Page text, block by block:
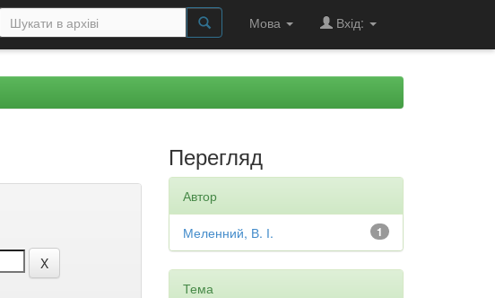
Мова Вхід:
Перегляд
Автор
1
Меленний, В. І.
Тема